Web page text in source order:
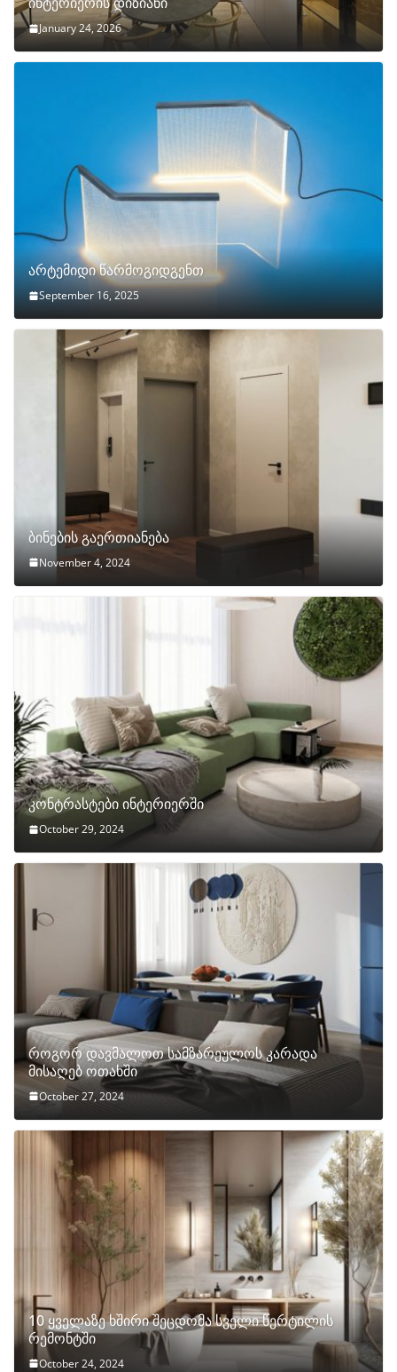
January 24, 2026
არტემიდი წარმოგიდგენთ
September 16, 2025
ბინების გაერთიანება
November 4, 2024
კონტრასტები ინტერიერში
October 29, 2024
როგორ დავმალოთ სამზარეულოს კარადა
მისაღებ ოთახში
October 27, 2024
10 ყველაზე ხშირი შეცდომა სველი წერტილის
რემონტში
October 24, 2024